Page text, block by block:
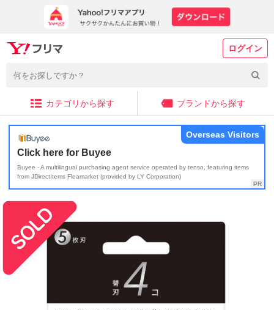
ログイン
カテゴリから探す ブランドから探す
Click here for Buyee
Buyee - A multilingual purchasing agent service operated by tenso, featuring items
from JDirectItems Fleamarket (provided by LY Corporation)
Overseas Visitors